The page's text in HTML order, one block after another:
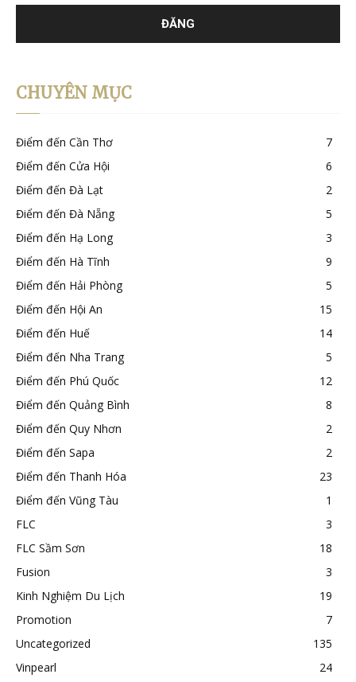
CHUYÊN MỤC
Điểm đến Cần Thơ
7
Điểm đến Cửa Hội
6
Điểm đến Đà Lạt
2
Điểm đến Đà Nẵng
5
Điểm đến Hạ Long
3
Điểm đến Hà Tĩnh
9
Điểm đến Hải Phòng
5
Điểm đến Hội An
15
Điểm đến Huế
14
Điểm đến Nha Trang
5
Điểm đến Phú Quốc
12
Điểm đến Quảng Bình
8
Điểm đến Quy Nhơn
2
Điểm đến Sapa
2
Điểm đến Thanh Hóa
23
Điểm đến Vũng Tàu
1
FLC
3
FLC Sầm Sơn
18
Fusion
3
Kinh Nghiệm Du Lịch
19
Promotion
7
Uncategorized
135
Vinpearl
24